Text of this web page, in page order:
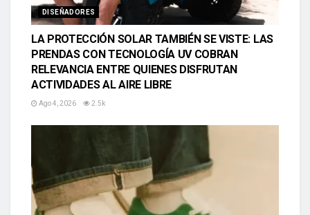
DISEÑADORES
LA PROTECCIÓN SOLAR TAMBIÉN SE VISTE: LAS
PRENDAS CON TECNOLOGÍA UV COBRAN
RELEVANCIA ENTRE QUIENES DISFRUTAN
ACTIVIDADES AL AIRE LIBRE
Ago 4, 2026 2.5k